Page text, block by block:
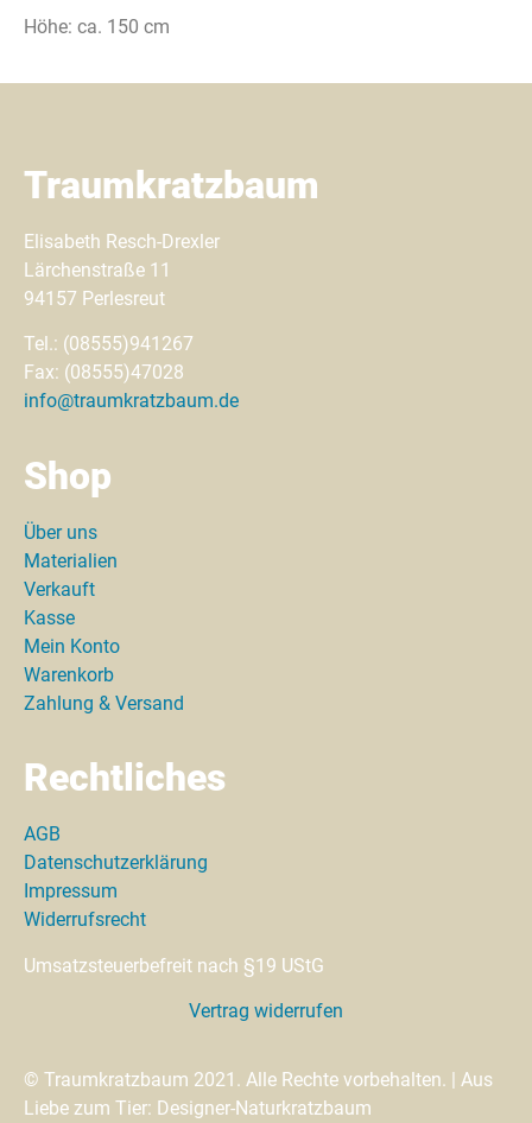
Höhe: ca. 150 cm
Traumkratzbaum
Elisabeth Resch-Drexler
Lärchenstraße 11
94157 Perlesreut
Tel.: (08555)941267
Fax: (08555)47028
info@traumkratzbaum.de
Shop
Über uns
Materialien
Verkauft
Kasse
Mein Konto
Warenkorb
Zahlung & Versand
Rechtliches
AGB
Datenschutzerklärung
Impressum
Widerrufsrecht
Umsatzsteuerbefreit nach §19 UStG
Vertrag widerrufen
© Traumkratzbaum 2021. Alle Rechte vorbehalten. | Aus
Liebe zum Tier: Designer-Naturkratzbaum